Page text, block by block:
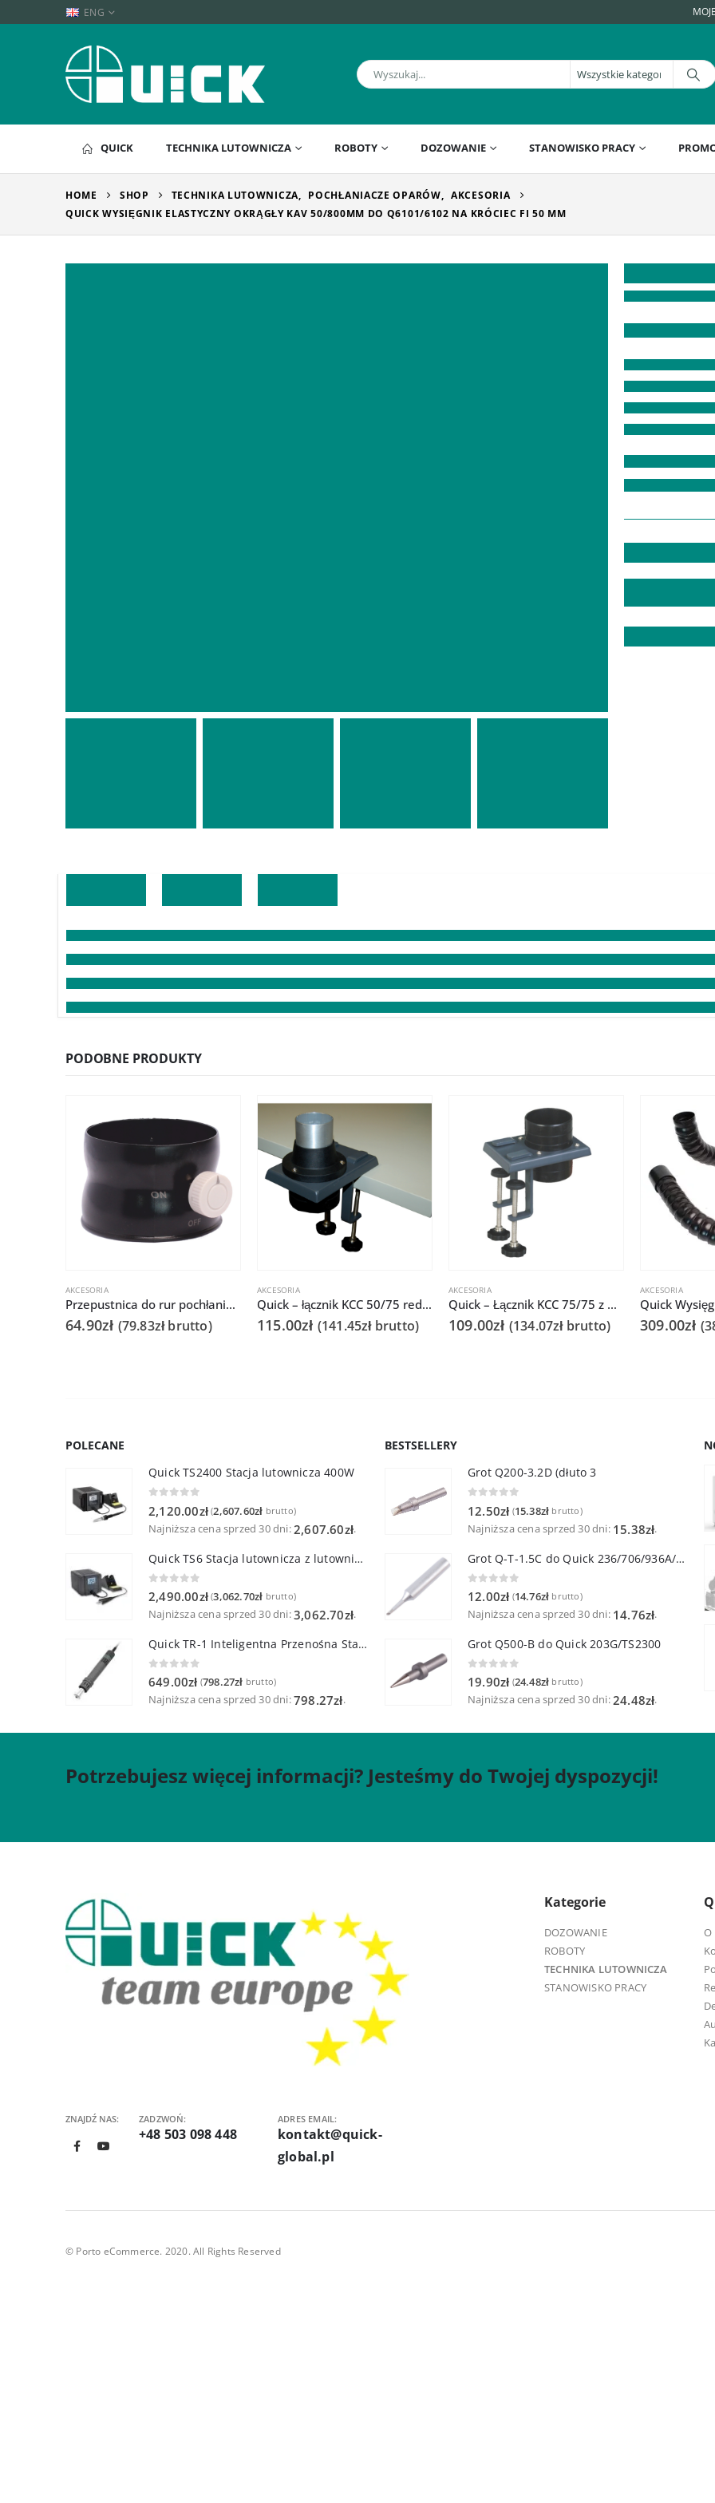
ENG
QUICK TECHNIKA LUTOWNICZA ROBOTY DOZOWANIE STANOWISKO PRACY
HOME SHOP TECHNIKA LUTOWNICZA, POCHŁANIACZE OPARÓW, AKCESORIA
QUICK WYSIĘGNIK ELASTYCZNY OKRĄGŁY KAV 50/800MM DO Q6101/6102 NA KRÓCIEC FI 50 MM
PODOBNE PRODUKTY
AKCESORIA
Przepustnica do rur pochłaniaczy oparów – QUICK 6101/6102
64.90zł (79.83złbrutto)
AKCESORIA
Quick – łącznik KCC 50/75 redukcyjny z mocowaniem do blatu dla Q6101/6102
115.00zł (141.45złbrutto)
AKCESORIA
Quick – Łącznik KCC 75/75 z mocowaniem do blatu dla Q6101/6102
109.00zł (134.07złbrutto)
AKCESORIA
309.00zł (
POLECANE
Quick TS2400 Stacja lutownicza 400W
2,120.00zł (2,607.60zł brutto)
Najniższa cena sprzed 30 dni:2,607.60zł.
Quick TS6 Stacja lutownicza z lutownicą pincetową 60W
2,490.00zł (3,062.70zł brutto)
Najniższa cena sprzed 30 dni:3,062.70zł.
Quick TR-1 Inteligentna Przenośna Stacja Hot-Air
0 out of 5
649.00zł (798.27zł brutto)
Najniższa cena sprzed 30 dni:798.27zł.
BESTSELLERY
Grot Q200-3.2D (dłuto 3
12.50zł (15.38zł brutto)
Najniższa cena sprzed 30 dni: 15.38zł.
Grot Q-T-1.5C do Quick 236/706/936A/3104/3102/TS1100
12.00zł (14.76zł brutto)
Najniższa cena sprzed 30 dni: 14.76zł.
Grot Q500-B do Quick 203G/TS2300
0 out of 5
19.90zł (24.48zł brutto)
Najniższa cena sprzed 30 dni:24.48zł.
Potrzebujesz więcej informacji? Jesteśmy do Twojej dyspozycji!
ZNAJDŹ NAS: ZADZWOŃ:
+48 503 098 448
ADRES EMAIL:
kontakt@quick-
global.pl
Kategorie
DOZOWANIE
ROBOTY
TECHNIKA LUTOWNICZA
STANOWISKO PRACY
O
© Porto eCommerce. 2020. All Rights Reserved